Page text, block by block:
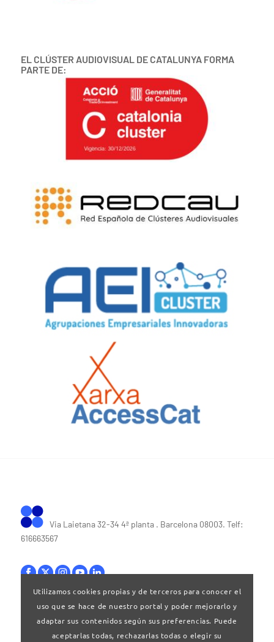
EL CLÚSTER AUDIOVISUAL DE CATALUNYA FORMA
PARTE DE:
Via Laietana 32-34 4ª planta . Barcelona 08003. Telf:
616663567
Bases legales|Política de privacitat
Utilizamos cookies propias y de terceros para conocer el
uso que se hace de nuestro portal y poder mejorarlo y
adaptar sus contenidos según sus preferencias. Puede
aceptarlas todas, rechazarlas todas o elegir su